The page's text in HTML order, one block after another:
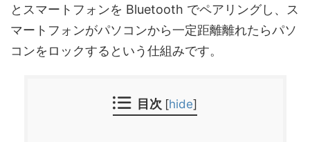
とスマートフォンを Bluetooth でペアリングし、ス
マートフォンがパソコンから一定距離離れたらパソ
コンをロックするという仕組みです。
目次 [hide]